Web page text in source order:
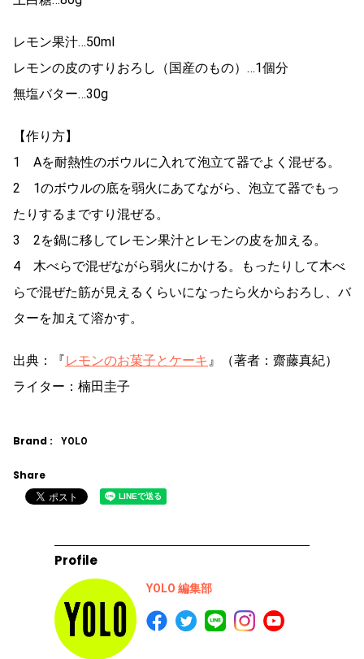
レモン果汁…50ml
レモンの皮のすりおろし（国産のもの）…1個分
無塩バター…30g
【作り方】
1 Aを耐熱性のボウルに入れて泡立て器でよく混ぜる。
2 1のボウルの底を弱火にあてながら、泡立て器でもっ
たりするまですり混ぜる。
3 2を鍋に移してレモン果汁とレモンの皮を加える。
4 木べらで混ぜながら弱火にかける。もったりして木べ
らで混ぜた筋が見えるくらいになったら火からおろし、バ
ターを加えて溶かす。
出典：『レモンのお菓子とケーキ 』（著者：齋藤真紀）
ライター：楠田圭子
Brand : YOLO
Share
Profile
YOLO 編集部